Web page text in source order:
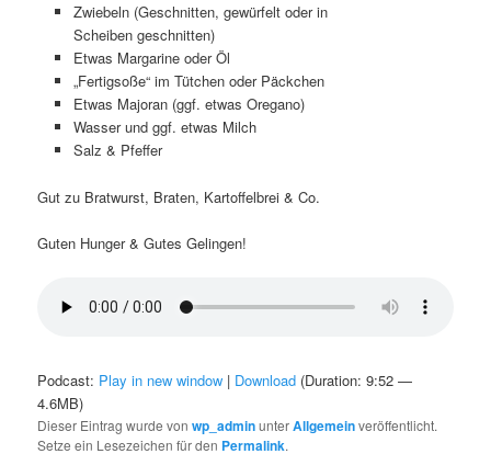
Zwiebeln (Geschnitten, gewürfelt oder in
Scheiben geschnitten)
Etwas Margarine oder Öl
„Fertigsoße“ im Tütchen oder Päckchen
Etwas Majoran (ggf. etwas Oregano)
Wasser und ggf. etwas Milch
Salz & Pfeffer
Gut zu Bratwurst, Braten, Kartoffelbrei & Co.
Guten Hunger & Gutes Gelingen!
Podcast: Play in new window | Download (Duration: 9:52 —
4.6MB)
Dieser Eintrag wurde vonwp_adminunterAllgemeinveröffentlicht.
Setze ein Lesezeichen für den Permalink.